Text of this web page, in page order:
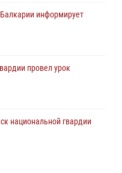
информирует
провел урок
национальной гвардии